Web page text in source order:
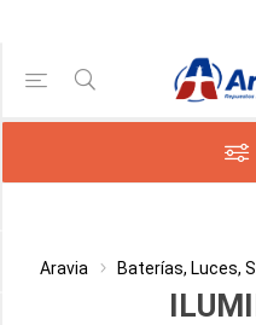
Aravia Baterías, Luces,
Gama de precios
Min:$0.00
Categoría